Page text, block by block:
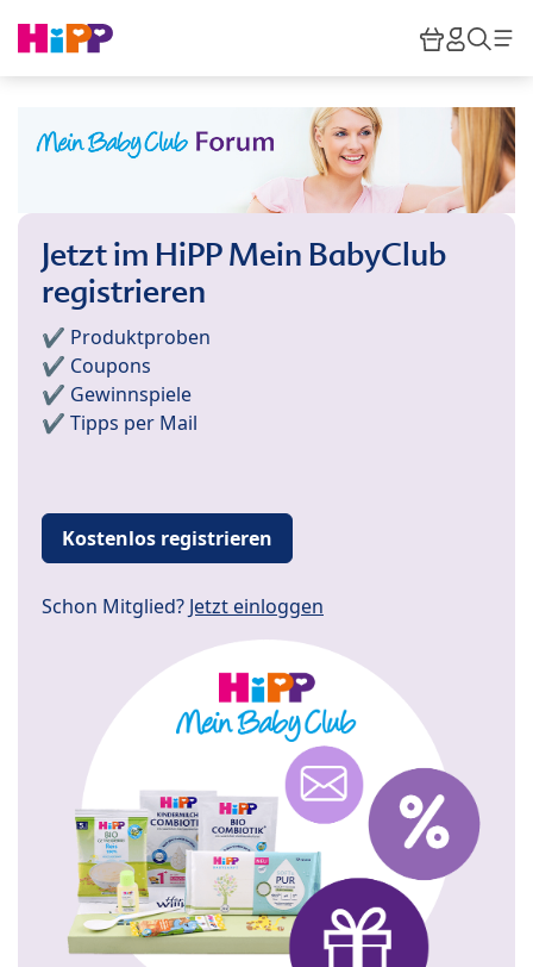
HiPP
Jetzt im HiPP Mein BabyClub
registrieren
✔️ Produktproben
✔️ Coupons
✔️ Gewinnspiele
✔️ Tipps per Mail
Kostenlos registrieren
Schon Mitglied? Jetzt einloggen